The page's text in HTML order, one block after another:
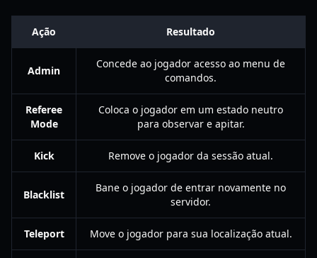
Ação Resultado
Admin
Concede ao jogador acesso ao menu de
comandos.
Referee
Mode
Coloca o jogador em um estado neutro
para observar e apitar.
Kick Remove o jogador da sessão atual.
Blacklist
Bane o jogador de entrar novamente no
servidor.
Teleport Move o jogador para sua localização atual.